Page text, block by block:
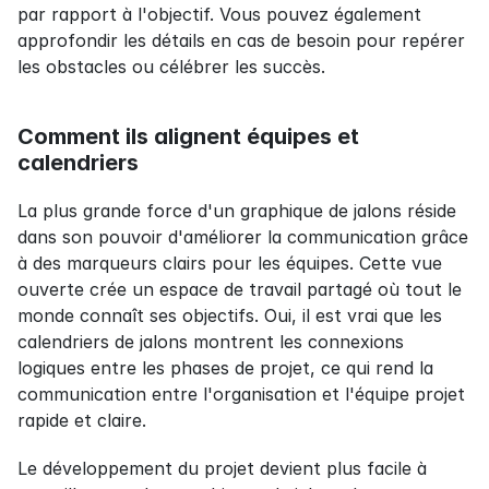
par rapport à l'objectif. Vous pouvez également
approfondir les détails en cas de besoin pour repérer
les obstacles ou célébrer les succès.
Comment ils alignent équipes et
calendriers
La plus grande force d'un graphique de jalons réside
dans son pouvoir d'améliorer la communication grâce
à des marqueurs clairs pour les équipes. Cette vue
ouverte crée un espace de travail partagé où tout le
monde connaît ses objectifs. Oui, il est vrai que les
calendriers de jalons montrent les connexions
logiques entre les phases de projet, ce qui rend la
communication entre l'organisation et l'équipe projet
rapide et claire.
Le développement du projet devient plus facile à